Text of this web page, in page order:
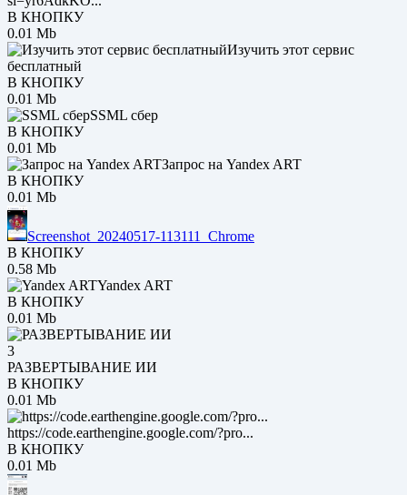
В КНОПКУ
0.01 Mb
Изучить этот сервис
бесплатный
В КНОПКУ
0.01 Mb
SSML сбер
В КНОПКУ
0.01 Mb
Запрос на Yandex ART
В КНОПКУ
0.01 Mb
Screenshot_20240517-113111_Chrome
В КНОПКУ
0.58 Mb
Yandex ART
В КНОПКУ
0.01 Mb
3
РАЗВЕРТЫВАНИЕ ИИ
В КНОПКУ
0.01 Mb
https://code.earthengine.google.com/?pro...
В КНОПКУ
0.01 Mb